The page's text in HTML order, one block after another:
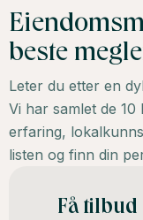
beste
Leter du etter en
Vi har samlet de
erfaring,
listen og finn din
Få